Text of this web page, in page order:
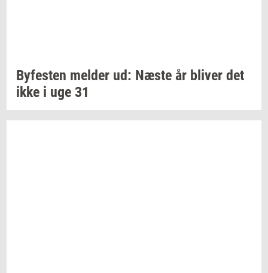
By­fe­sten mel­der ud: Næste år bli­ver det
ikke i uge 31